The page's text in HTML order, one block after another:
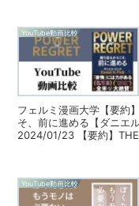
YouTube動画比較
フェルミ漫画大学【要約
そ、前に進める【ダニエ
2024/01/23 【要約】THE
YouTube動画比較